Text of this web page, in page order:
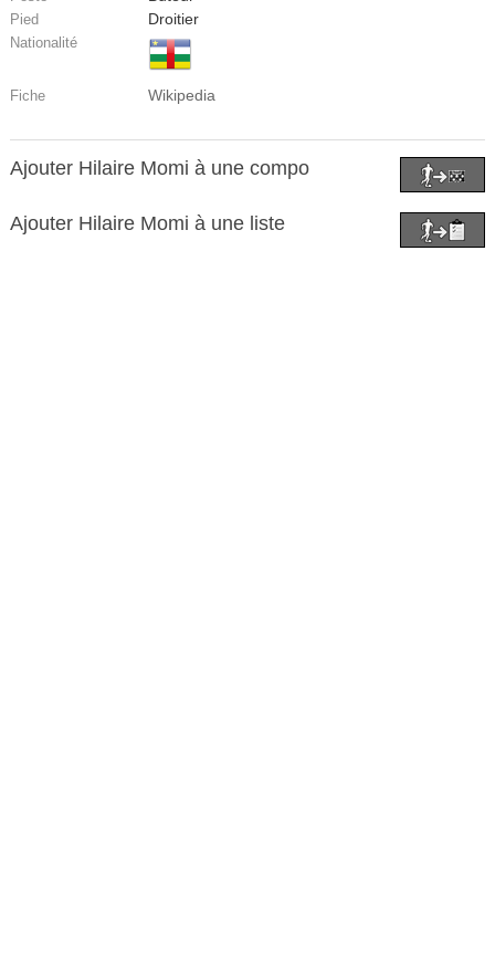
Pied Droitier
Nationalité
Fiche Wikipedia
Ajouter Hilaire Momi à une compo
Ajouter Hilaire Momi à une liste